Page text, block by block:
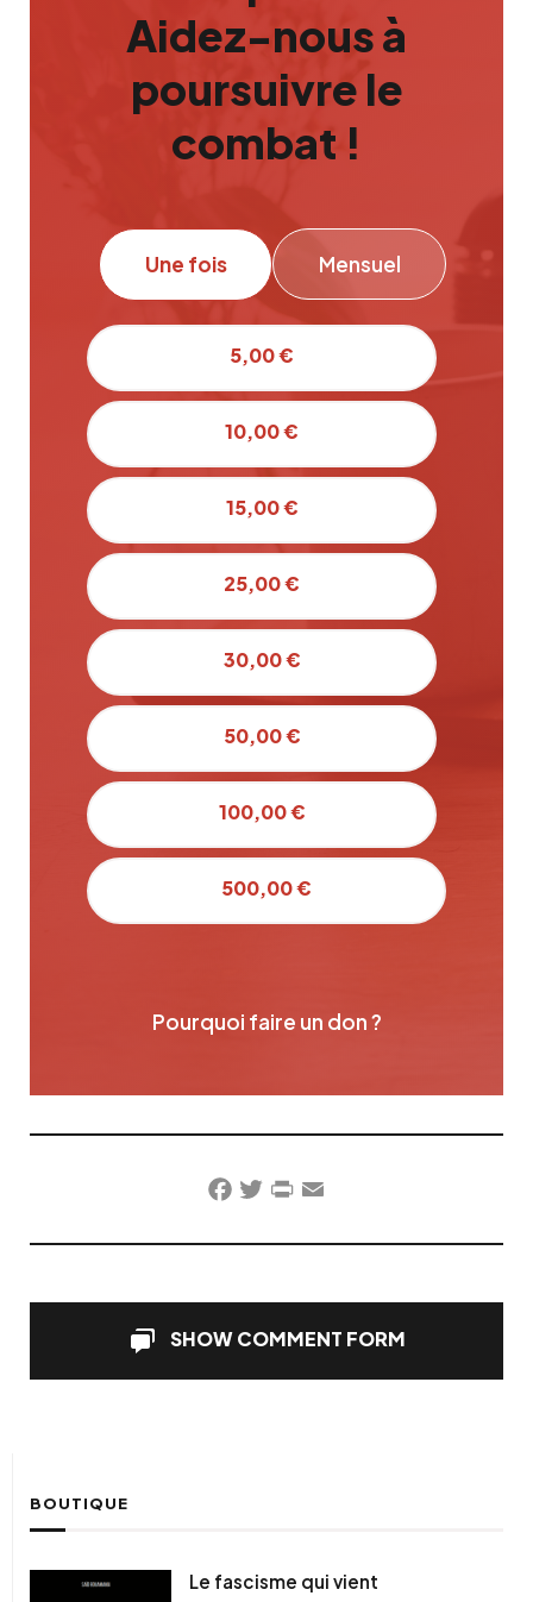
Aidez-nous à
poursuivre le
combat !
Une fois Mensuel
5,00 €
10,00 €
15,00 €
25,00 €
30,00 €
50,00 €
100,00 €
500,00 €
Pourquoi faire un don ?
Facebook
TwitterPrintFriendly
Email
SHOW COMMENT FORM
BOUTIQUE
Le fascisme qui vient